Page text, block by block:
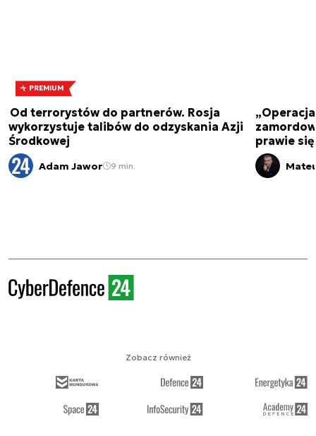
PREMIUM
Od terrorystów do partnerów. Rosja
wykorzystuje talibów do odzyskania Azji
Środkowej
Adam Jawor 9 min.
prawie
Zobacz również